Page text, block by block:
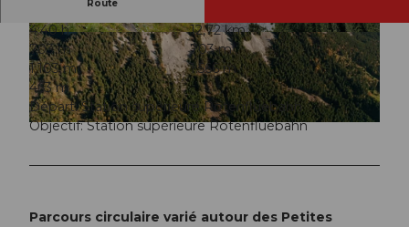
© Stefan Zürrer, Erlebnisregion Mythen | CC-BY-SA
© Schwyz Tourismus, Schwyzer Wanderwege © Schwyzer Wanderwege
Route
4:40 h
12,72 km
703 m
703 m
1.103 m
1.566 m
463 m
Départ: Station supérieure Rotenfluebahn
Objectif: Station supérieure Rotenfluebahn
Parcours circulaire varié autour des Petites